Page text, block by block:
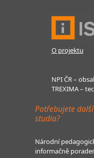
O projektu
NPI ČR –
TREXIMA –
Potřebujete
studia?
Národní
informačně